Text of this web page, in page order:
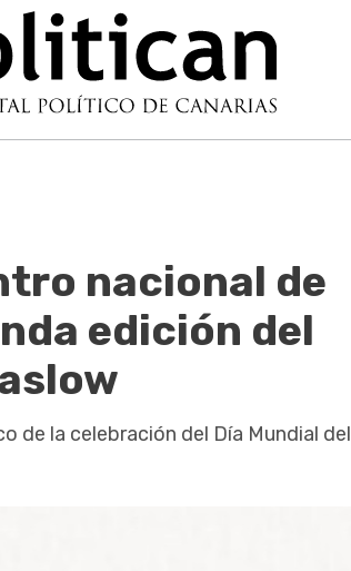
nacional de
edición del
de la celebración del Día Mundial del